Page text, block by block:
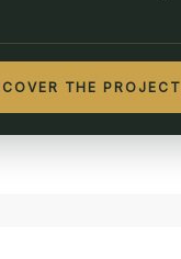
THE PROJECT